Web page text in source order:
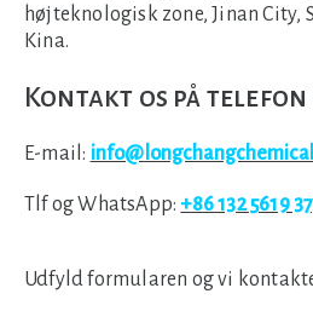
højteknologisk zone, Jinan City,
Kina.
Kontakt os på
E-mail:
Tlf og WhatsApp:+86 132 5619
Udfyld formularen og vi